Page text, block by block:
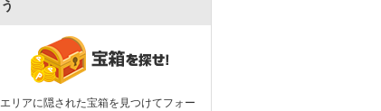
う
エリアに隠された宝箱を見つけてフォー